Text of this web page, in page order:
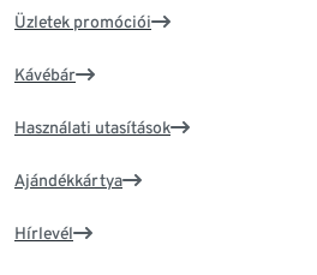
Üzletek promóciói
Kávébár
Használati utasítások
Ajándékkártya
Hírlevél